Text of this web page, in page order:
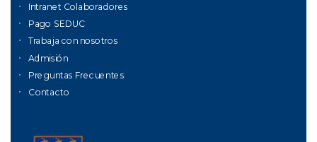
Intranet Colaboradores
Pago SEDUC
Trabaja con nosotros
Admisión
Preguntas Frecuentes
Contacto